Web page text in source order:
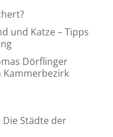
und Katze – Tipps
Dörflinger
Kammerbezirk
Städte der